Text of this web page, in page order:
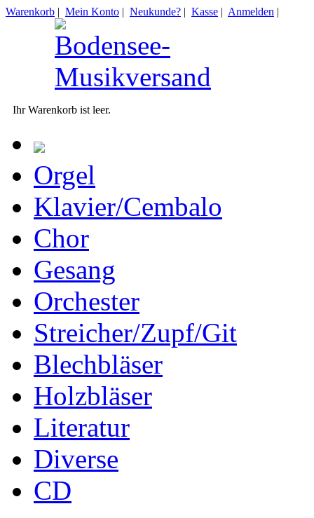
Warenkorb | Mein Konto | Neukunde? | Kasse | Anmelden |
Ihr Warenkorb ist leer.
Orgel
Klavier/Cembalo
Chor
Gesang
Orchester
Streicher/Zupf/Git
Blechbläser
Holzbläser
Literatur
Diverse
CD